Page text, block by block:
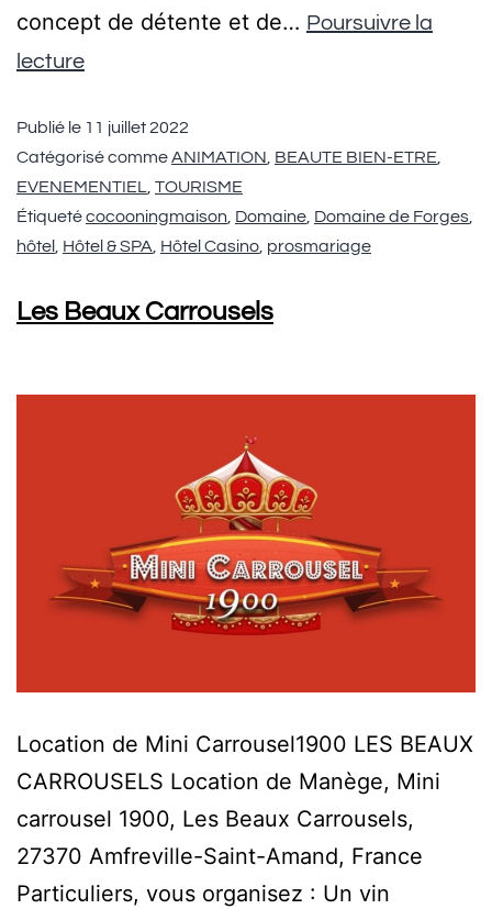
concept de détente et de… Poursuivre la
lecture
Publié le 11 juillet 2022
Catégorisé commeANIMATION, BEAUTE BIEN-ETRE,
EVENEMENTIEL, TOURISME
Étiquetécocooningmaison, Domaine, Domaine de Forges,
hôtel , Hôtel & SPA, Hôtel Casino, prosmariage
Les Beaux Carrousels
Location de Mini Carrousel1900 LES BEAUX
CARROUSELS Location de Manège, Mini
carrousel 1900, Les Beaux Carrousels,
27370 Amfreville-Saint-Amand, France
Particuliers, vous organisez : Un vin